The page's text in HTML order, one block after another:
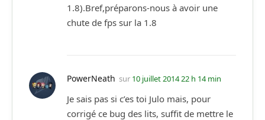
1.8).Bref,préparons-nous à avoir une
chute de fps sur la 1.8
PowerNeath sur 10 juillet 2014 22 h 14 min
Je sais pas si c’es toi Julo mais, pour
corrigé ce bug des lits, suffit de mettre le